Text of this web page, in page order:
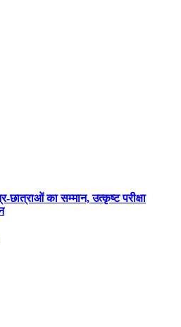
का सम्मान, उत्कृष्ट परीक्षा